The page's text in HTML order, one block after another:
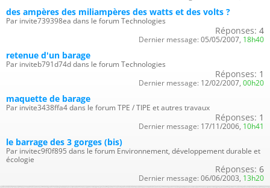
des ampères des miliampères des watts et des volts ?
Par invite739398ea dans le forum Technologies
Réponses: 4
Dernier message: 05/05/2007, 18h40
retenue d'un barage
Par inviteb791d74d dans le forum Technologies
Réponses: 1
Dernier message: 12/02/2007, 00h20
maquette de barage
Par invite3438ffa4 dans le forum TPE / TIPE et autres travaux
Réponses: 1
Dernier message: 17/11/2006, 10h41
le barrage des 3 gorges (bis)
Par invitec9f0f895 dans le forum Environnement, développement durable et
écologie
Réponses: 6
Dernier message: 06/06/2003, 13h20